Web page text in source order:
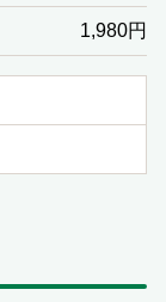
1,980円